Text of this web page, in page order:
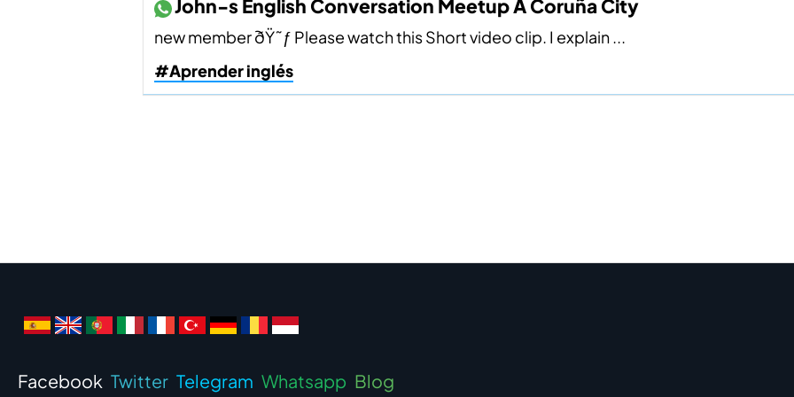
John-s English Conversation Meetup A Coruña City
new member ðŸ˜ƒ Please watch this Short video clip. I explain ...
#Aprender inglés
Facebook Twitter Telegram Whatsapp Blog